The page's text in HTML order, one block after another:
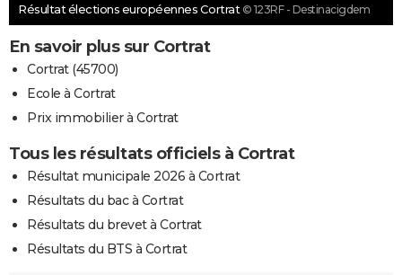
Résultat élections européennes Cortrat © 123RF - Destinacigdem
En savoir plus sur Cortrat
Cortrat (45700)
Ecole à Cortrat
Prix immobilier à Cortrat
Tous les résultats officiels à Cortrat
Résultat municipale 2026 à Cortrat
Résultats du bac à Cortrat
Résultats du brevet à Cortrat
Résultats du BTS à Cortrat